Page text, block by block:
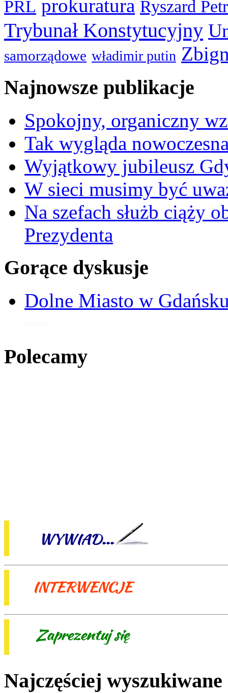
PRL prokuratura Ryszard
Trybunał Konstytucyjny
samorządowe władimir putin
Najnowsze publikacje
Spokojny, organiczny
Tak wygląda
Wyjątkowy jubileusz
W sieci musimy być
Na szefach służb ciąży
Prezydenta
Gorące dyskusje
Dolne Miasto w
Polecamy
Najczęściej wyszukiwane